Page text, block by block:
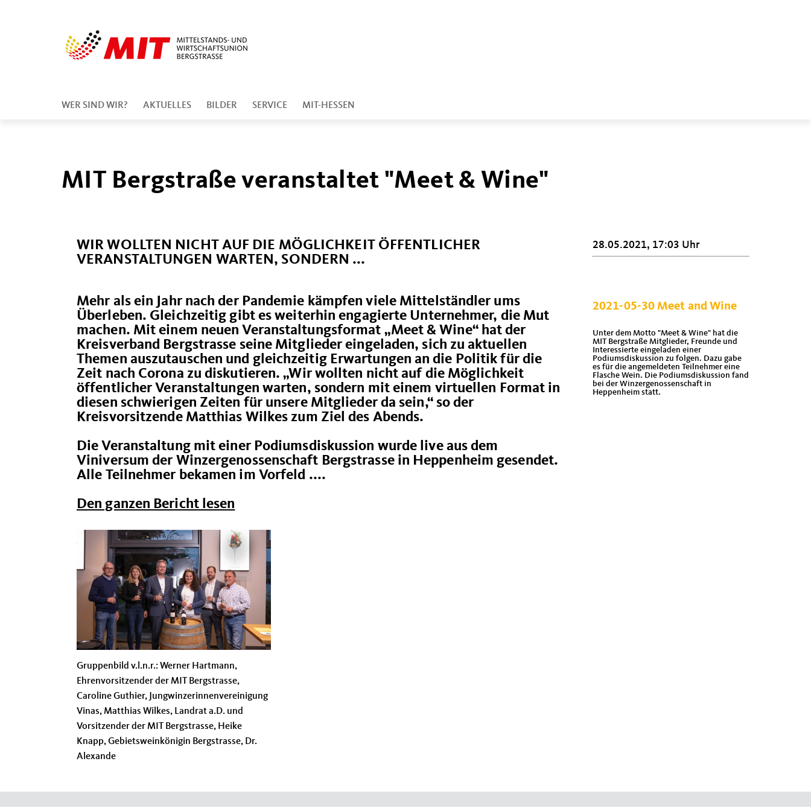
WER SIND WIR? AKTUELLES BILDER SERVICE MIT-HESSEN
MIT Bergstraße veranstaltet "Meet & Wine"
WIR WOLLTEN NICHT AUF DIE MÖGLICHKEIT ÖFFENTLICHER
VERANSTALTUNGEN WARTEN, SONDERN ...
Mehr als ein Jahr nach der Pandemie kämpfen viele Mittelständler ums
Überleben. Gleichzeitig gibt es weiterhin engagierte Unternehmer, die Mut
machen. Mit einem neuen Veranstaltungsformat „Meet & Wine“ hat der
Kreisverband Bergstrasse seine Mitglieder eingeladen, sich zu aktuellen
Themen auszutauschen und gleichzeitig Erwartungen an die Politik für die
Zeit nach Corona zu diskutieren. „Wir wollten nicht auf die Möglichkeit
öffentlicher Veranstaltungen warten, sondern mit einem virtuellen Format in
diesen schwierigen Zeiten für unsere Mitglieder da sein,“ so der
Kreisvorsitzende Matthias Wilkes zum Ziel des Abends.
Die Veranstaltung mit einer Podiumsdiskussion wurde live aus dem
Viniversum der Winzergenossenschaft Bergstrasse in Heppenheim gesendet.
Alle Teilnehmer bekamen im Vorfeld ....
Den ganzen Bericht lesen
Gruppenbild v.l.n.r.: Werner Hartmann,
Ehrenvorsitzender der MIT Bergstrasse,
Caroline Guthier, Jungwinzerinnenvereinigung
Vinas, Matthias Wilkes, Landrat a.D. und
Vorsitzender der MIT Bergstrasse, Heike
Knapp, Gebietsweinkönigin Bergstrasse, Dr.
Alexande
28.05.2021, 17:03 Uhr
2021-05-30 Meet and Wine
Unter dem Motto "Meet & Wine" hat die
MIT Bergstraße Mitglieder, Freunde und
Interessierte eingeladen einer
Podiumsdiskussion zu folgen. Dazu gabe
es für die angemeldeten Teilnehmer eine
Flasche Wein. Die Podiumsdiskussion fand
bei der Winzergenossenschaft in
Heppenheim statt.